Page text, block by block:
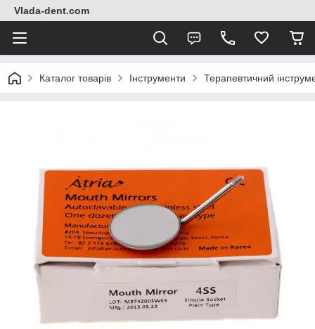
Vlada-dent.com
Каталог товарів Інструменти Терапевтичний